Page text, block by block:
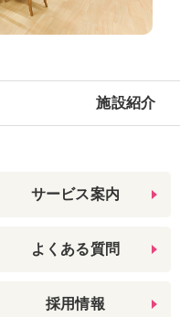
施設紹介
サービス案内
よくある質問
採用情報